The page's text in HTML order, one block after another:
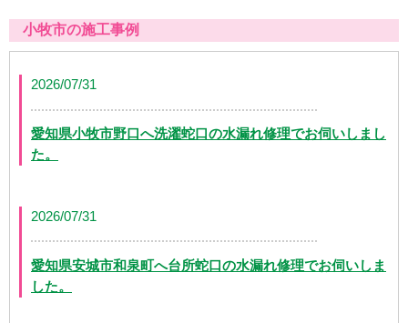
小牧市の施工事例
2026/07/31
愛知県小牧市野口へ洗濯蛇口の水漏れ修理でお伺いしまし
た。
2026/07/31
愛知県安城市和泉町へ台所蛇口の水漏れ修理でお伺いしま
した。